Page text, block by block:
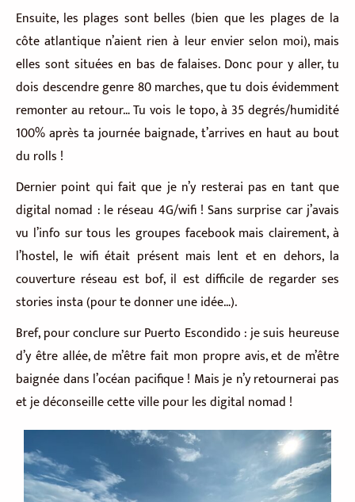
Ensuite, les plages sont belles (bien que les plages de la
côte atlantique n’aient rien à leur envier selon moi), mais
elles sont situées en bas de falaises. Donc pour y aller, tu
dois descendre genre 80 marches, que tu dois évidemment
remonter au retour… Tu vois le topo, à 35 degrés/humidité
100% après ta journée baignade, t’arrives en haut au bout
du rolls !
Dernier point qui fait que je n’y resterai pas en tant que
digital nomad : le réseau 4G/wifi ! Sans surprise car j’avais
vu l’info sur tous les groupes facebook mais clairement, à
l’hostel, le wifi était présent mais lent et en dehors, la
couverture réseau est bof, il est difficile de regarder ses
stories insta (pour te donner une idée…).
Bref, pour conclure sur Puerto Escondido : je suis heureuse
d’y être allée, de m’être fait mon propre avis, et de m’être
baignée dans l’océan pacifique ! Mais je n’y retournerai pas
et je déconseille cette ville pour les digital nomad !